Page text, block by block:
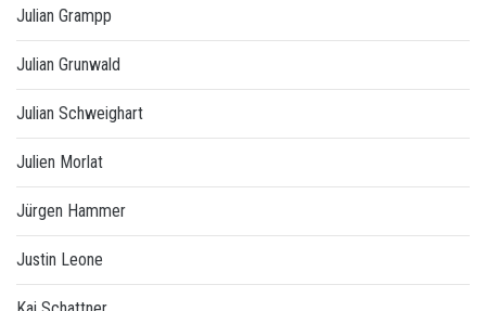
Julian Grampp
Julian Grunwald
Julian Schweighart
Julien Morlat
Jürgen Hammer
Justin Leone